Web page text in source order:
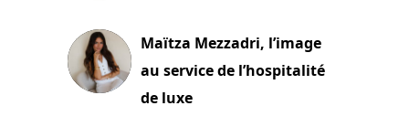
Maïtza Mezzadri, l’image
au service de l’hospitalité
de luxe